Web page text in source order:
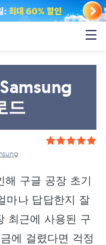
드
해 구글 공장 초기
마나 답답한지 잘
최근에 사용된 구
에 걸렸다면 걱정